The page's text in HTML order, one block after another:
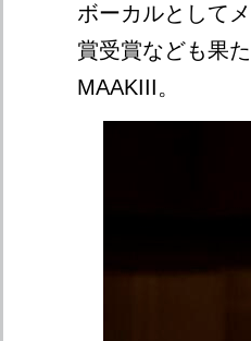
ボーカルとして
賞受賞なども果
MAAKIII。